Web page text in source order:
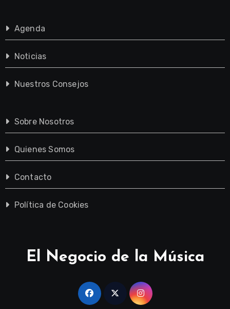
Agenda
Noticias
Nuestros Consejos
Sobre Nosotros
Quienes Somos
Contacto
Política de Cookies
El Negocio de la Música